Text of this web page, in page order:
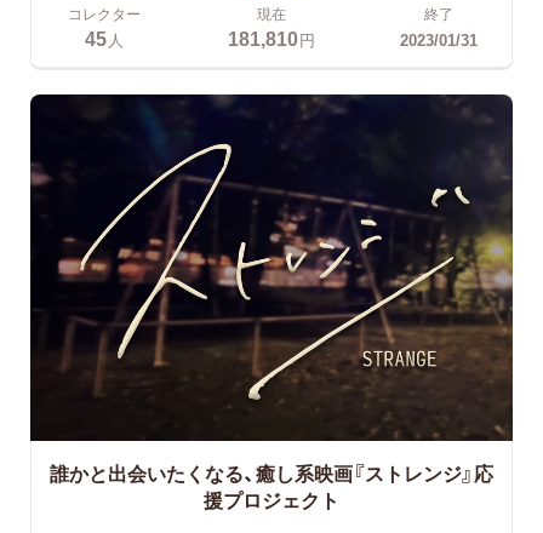
コレクター
45 人
現在
181,810円
終了
2023/01/31
誰かと出会いたくなる、癒し系映画『ストレンジ』応
援プロジェクト